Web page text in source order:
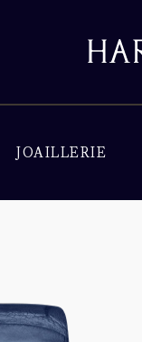
JOAILLERIE